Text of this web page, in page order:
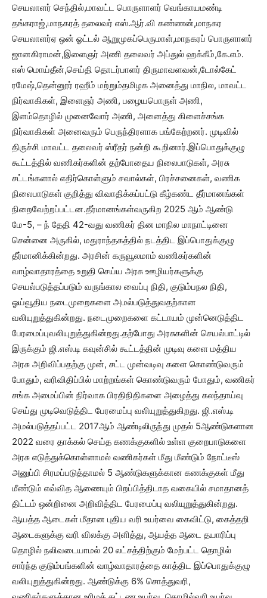
செயலாளர் செந்தில்,மாவட்ட பொருளாளர் வெங்காயமண்டி
தங்கராஜ்,மாநகரத் தலைவர் எஸ்.ஆர்.வி கண்ணன்,மாநகர
செயலாளர்ஏ ஒன் ஓட்டல் ஆறுமுகப்பெருமாள்,மாநகரப் பொருளாளர்
ஜானகிராமன்,இளைஞர் அணி தலைவர் அப்துல் ஹக்கீம்,கே.எம்.
எஸ் மொய்தீன்,செய்தி தொடர்பாளர் திருமாவளவன்,டோல்கேட்
ரமேஷ்,தென்னூர் ரஹீம் மற்றும்தமிழக அனைத்து மாநில, மாவட்ட
நிர்வாகிகள், இளைஞர் அணி, பழையபொருள் அணி,
இளம்தொழில் முனைவோர் அணி, அனைத்து கிளைச்சங்க
நிர்வாகிகள் அனைவரும் பெருந்திரளாக பங்கேற்றனர். முடிவில்
திருச்சி மாவட்ட தலைவர் ஸ்ரீதர் நன்றி கூறினார்.இப்பொதுக்குழு
கூட்டத்தில் வணிகர்களின் தற்போதைய நிலைபாடுகள், அரசு
சட்டங்களால் எதிர்கொள்ளும் சவால்கள், பிரச்சனைகள், வணிக
நிலைபாடுகள் குறித்து விவாதிக்கப்பட்டு கீழ்கண்ட தீர்மானங்கள்
நிறைவேற்றப்பட்டன.தீர்மானங்கள்வருகிற 2025 ஆம் ஆண்டு
மே-5, – ந் தேதி 42-வது வணிகர் தின மாநில மாநாட்டினை
சென்னை அருகில், மதுராந்தகத்தில் நடத்திட இப்பொதுக்குழு
தீர்மானிக்கின்றது. அரசின் கருவூலமாம் வணிகர்களின்
வாழ்வாதாரத்தை உறுதி செய்ய அரசு ஊழியர்களுக்கு
செயல்படுத்தப்படும் வருங்கால வைப்பு நிதி, குடும்பநல நிதி,
ஓய்வூதிய நடைமுறைகளை அமல்படுத்துவதற்கான
வலியுறுத்துகின்றது. நடைமுறைகளை கட்டாயம் முன்னெடுத்திட
பேரமைப்புவலியுறுத்துகின்றது.தற்போது அரசுகளின் செயல்பாட்டில்
இருக்கும் ஜி.எஸ்.டி கவுன்சில் கூட்டத்தின் முடிவு களை மத்திய
அரசு அறிவிப்பதற்கு முன், சட்ட முன்வடிவு களை கொண்டுவரும்
போதும், வரிவிதிப்பில் மாற்றங்கள் கொண்டுவரும் போதும், வணிகர்
சங்க அமைப்பின் நிர்வாக பிரதிநிதிகளை அழைத்து கலந்தாய்வு
செய்து முடிவெடுத்திட பேரமைப்பு வலியுறுத்துகிறது. ஜி.எஸ்.டி
அமல்படுத்தப்பட்ட 2017ஆம் ஆண்டிலிருந்து முதல் 5ஆண்டுகளான
2022 வரை தாக்கல் செய்த கணக்குகளில் உள்ள குறைபாடுகளை
அரசு எடுத்துக்கொள்ளாமல் வணிகர்கள் மீது மீண்டும் நோட்டீஸ்
அனுப்பி சிரமப்படுத்தாமல் 5 ஆண்டுகளுக்கான கணக்குகள் மீது
மீண்டும் எவ்வித ஆணையும் பிறப்பித்திடாத வகையில் சமாதானத்
திட்டம் ஒன்றினை அறிவித்திட பேரமைப்பு வலியுறுத்துகின்றது.
ஆயத்த ஆடைகள் மீதான புதிய வரி உயர்வை கைவிட்டு, கைத்தறி
ஆடைகளுக்கு வரி விலக்கு அளித்து, ஆயத்த ஆடை தயாரிப்பு
தொழில் நலிவடையாமல் 20 லட்சத்திற்கும் மேற்பட்ட தொழில்
சார்ந்த குடும்பங்களின் வாழ்வாதாரத்தை காத்திட இப்பொதுக்குழு
வலியுறுத்துகின்றது. ஆண்டுக்கு 6% சொத்துவரி,